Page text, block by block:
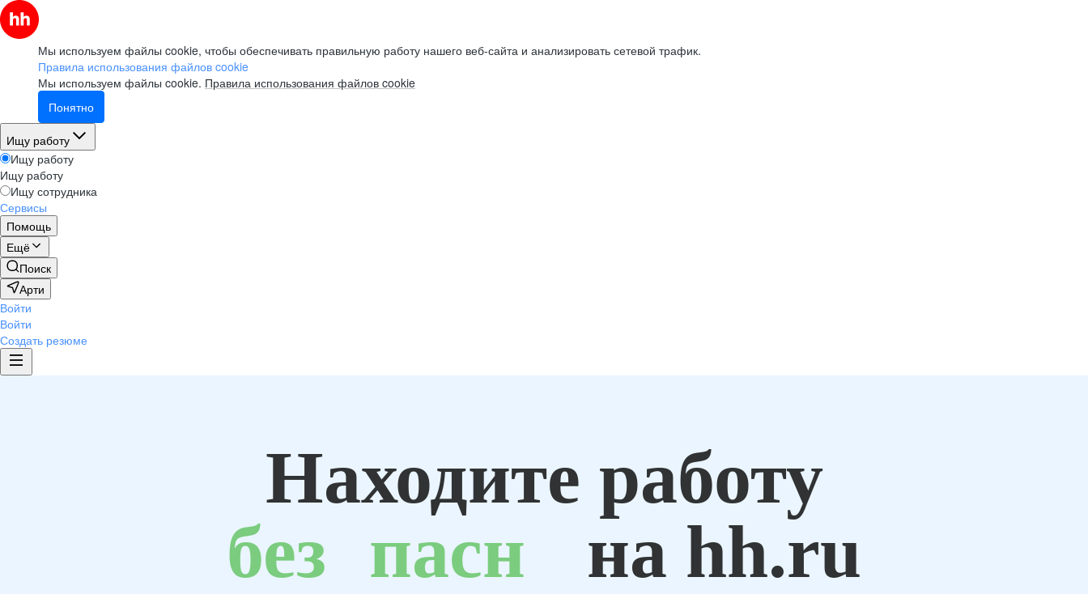
Мы используем файлы cookie, чтобы обеспечивать правильную работу нашего веб-сайта и анализировать сетевой трафик.
Правила использования файлов cookie
Мы используем файлы cookie. Правила использования файлов cookie
Понятно
Ищу работу
Ищу работу
Ищу работу
Ищу сотрудника
Сервисы
Помощь
Ещё
Поиск
Арти
Войти
Войти
Создать резюме
Находите работу
без пасн на hh.ru